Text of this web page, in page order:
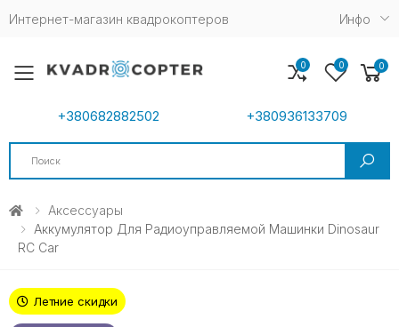
Интернет-магазин квадрокоптеров Инфо
Toggle mobile menu
+380682882502 +380936133709
Search
0 0 0
Аксессуары
Аккумулятор Для Радиоуправляемой Машинки Dinosaur
RC Car
Летние скидки